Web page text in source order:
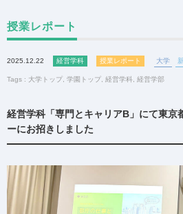
授業レポート
2025.12.22 経営学科 授業レポート 大学
Tags : 大学トップ 学園トップ 経営学科 経営学部
経営学科「専門とキャリアB」にて東京
ーにお招きしました